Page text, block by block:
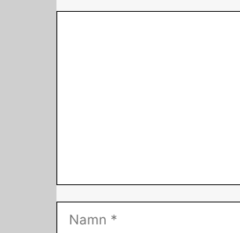
Namn